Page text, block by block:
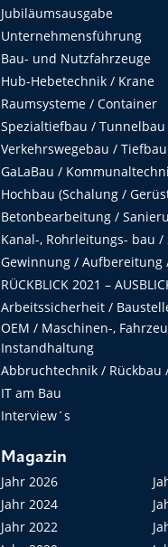
Jubiläumsausgabe
Unternehmensführung
Bau- und Nutzfahrzeuge
Hub-Hebetechnik / Krane
Raumsysteme / Container
Spezialtiefbau / Tunnelbau
Verkehrswegebau / Tiefbau
GaLaBau /
Hochbau (Schalung /
Betonbearbeitung /
Kanal-, Rohrleitungs- bau /
Gewinnung / Aufbereitung
RÜCKBLICK 2021 –
Arbeitssicherheit /
OEM / Maschinen-,
Instandhaltung
Abbruchtechnik / Rückbau
IT am Bau
Interview´s
Magazin
Jahr 2026
Jahr 2024
Jahr 2022